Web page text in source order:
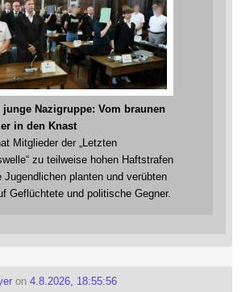
Nazigruppe: Vom braunen
in den Knast
Mitglieder der „Letzten
zu teilweise hohen Haftstrafen
Jugendlichen planten und verübten
Geflüchtete und politische Gegner.
on 4.8.2026, 18:55:56